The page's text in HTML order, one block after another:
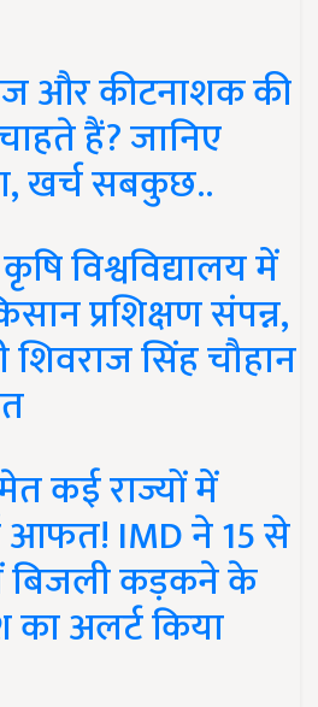
और कीटनाशक की
हैं? जानिए
खर्च सबकुछ..
विश्वविद्यालय में
प्रशिक्षण संपन्न,
शिवराज सिंह चौहान
कई राज्यों में
आफत! IMD ने 15 से
बिजली कड़कने के
अलर्ट किया